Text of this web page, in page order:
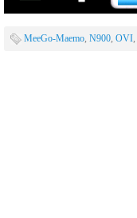
MeeGo-Maemo, N900, OVI,